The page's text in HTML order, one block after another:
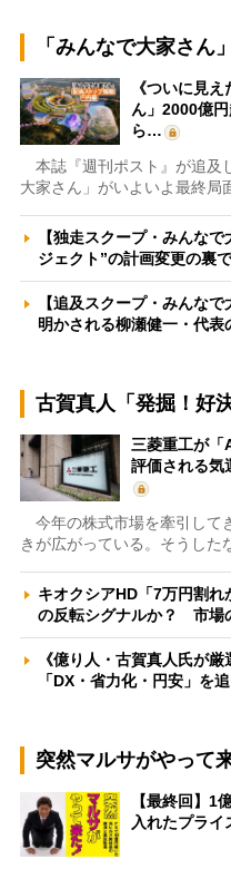
「みんなで大家さん
《ついに見
ん」2000億
ら…
本誌『週刊ポスト』が追及
大家さん」がいよいよ最終局
【独走スクープ・みんな
ジェクト”の計画変更の裏
【追及スクープ・みんな
明かされる柳瀬健一・代
古賀真人「発掘！好
三菱重工が「
評価される
今年の株式市場を牽引して
きが広がっている。そうし
キオクシアHD「7万円割
の反転シグナルか？ 市場
《億り人・古賀真人氏が
「DX・省力化・円安」を
突然マルサがやって
【最終回】1
入れたプラ